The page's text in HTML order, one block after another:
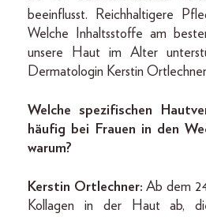
beeinflusst. Reichhaltigere
Welche Inhaltsstoffe am
unsere Haut im Alter
Dermatologin Kerstin
Welche spezifischen
häufig bei Frauen in den
warum?
Kerstin Ortlechner:Ab dem
Kollagen in der Haut ab,